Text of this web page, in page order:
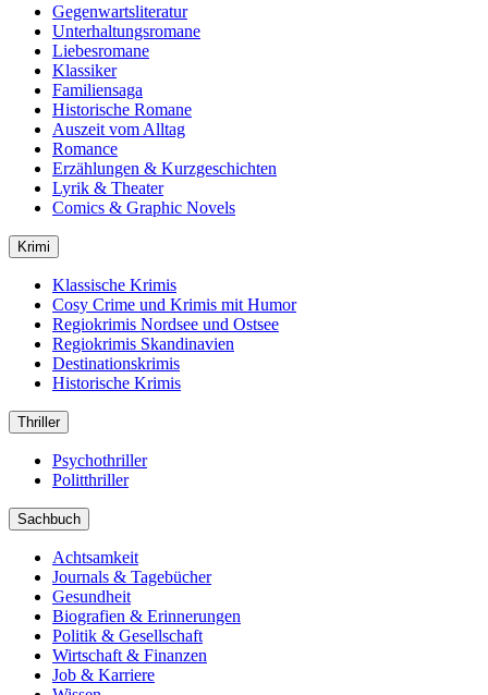
Gegenwartsliteratur
Unterhaltungsromane
Liebesromane
Klassiker
Familiensaga
Historische Romane
Auszeit vom Alltag
Romance
Erzählungen & Kurzgeschichten
Lyrik & Theater
Comics & Graphic Novels
Krimi
Klassische Krimis
Cosy Crime und Krimis mit Humor
Regiokrimis Nordsee und Ostsee
Regiokrimis Skandinavien
Destinationskrimis
Historische Krimis
Thriller
Psychothriller
Politthriller
Sachbuch
Achtsamkeit
Journals & Tagebücher
Gesundheit
Biografien & Erinnerungen
Politik & Gesellschaft
Wirtschaft & Finanzen
Job & Karriere